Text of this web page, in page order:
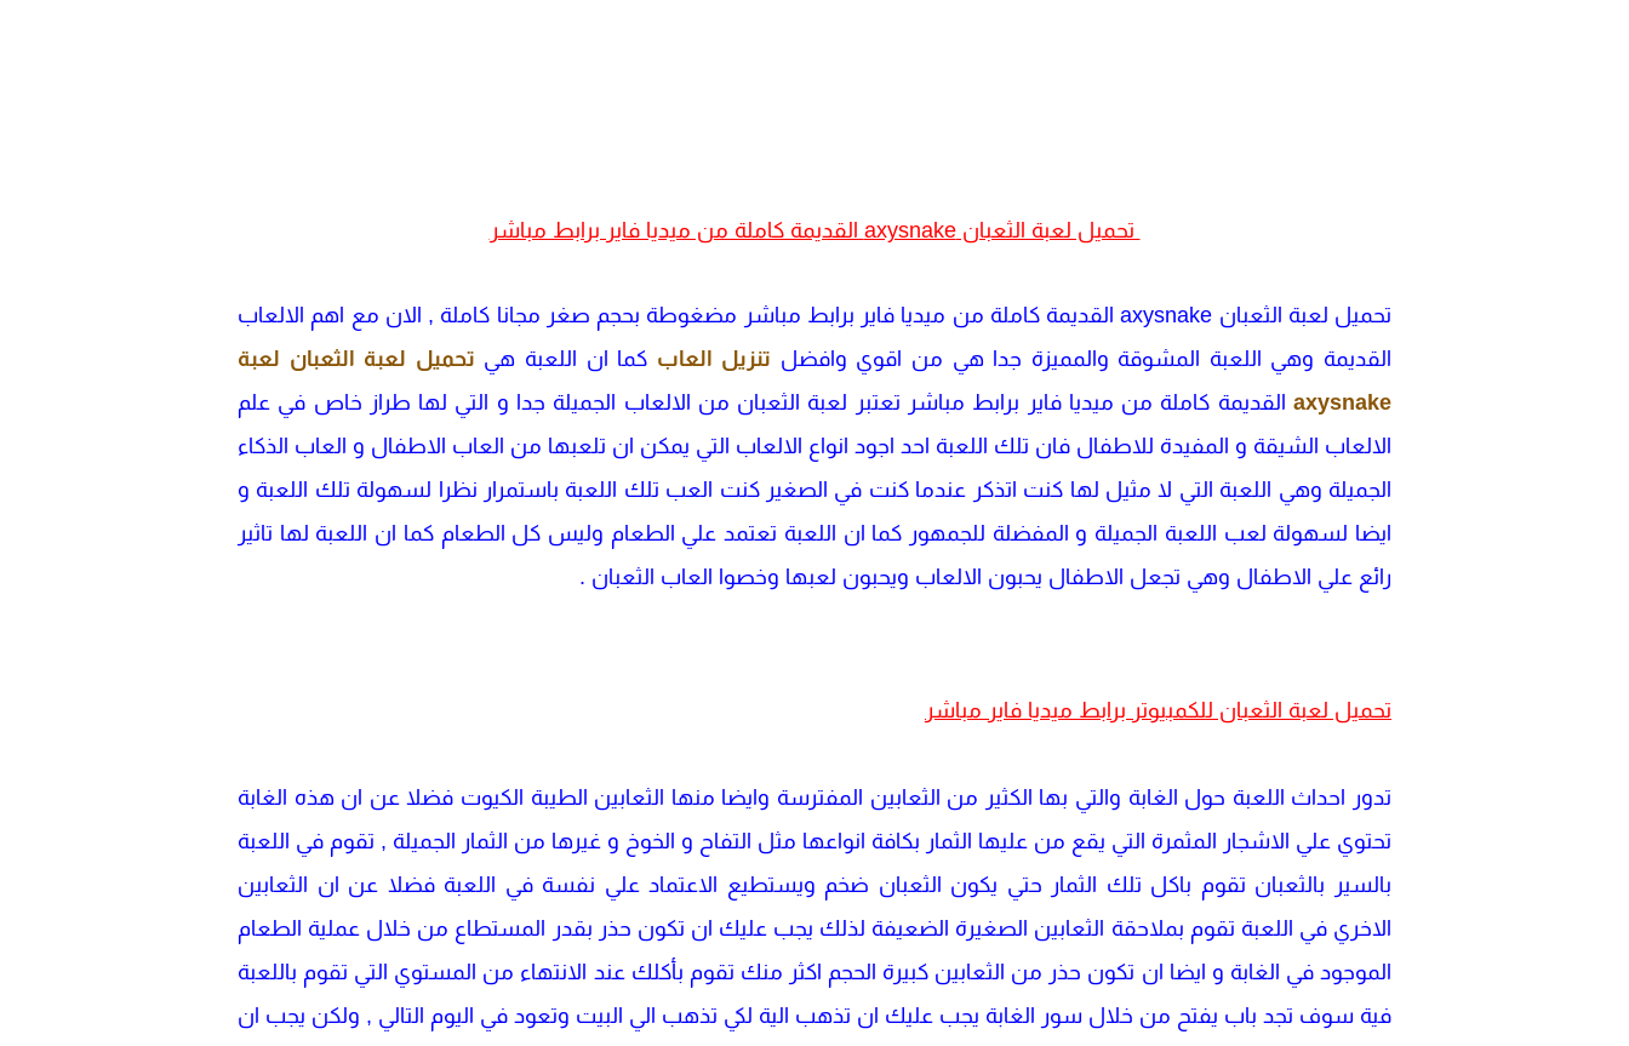
تحميل لعبة الثعبان axysnake القديمة كاملة من ميديا فاير برابط مباشر
تحميل لعبة الثعبان axysnake القديمة كاملة من ميديا فاير برابط مباشر مضغوطة بحجم صغر مجانا كاملة , الان مع اهم الالعاب
القديمة وهي اللعبة المشوقة والمميزة جدا هي من اقوي وافضل تنزيل العاب كما ان اللعبة هي تحميل لعبة الثعبان لعبة
axysnake القديمة كاملة من ميديا فاير برابط مباشر تعتبر لعبة الثعبان من الالعاب الجميلة جدا و التي لها طراز خاص في علم
الالعاب الشيقة و المفيدة للاطفال فان تلك اللعبة احد اجود انواع الالعاب التي يمكن ان تلعبها من العاب الاطفال و العاب الذكاء
الجميلة وهي اللعبة التي لا مثيل لها كنت اتذكر عندما كنت في الصغير كنت العب تلك اللعبة باستمرار نظرا لسهولة تلك اللعبة و
ايضا لسهولة لعب اللعبة الجميلة و المفضلة للجمهور كما ان اللعبة تعتمد علي الطعام وليس كل الطعام كما ان اللعبة لها تاثير
رائع علي الاطفال وهي تجعل الاطفال يحبون الالعاب ويحبون لعبها وخصوا العاب الثعبان .
تحميل لعبة الثعبان للكمبيوتر برابط ميديا فاير مباشر
تدور احداث اللعبة حول الغابة والتي بها الكثير من الثعابين المفترسة وايضا منها الثعابين الطيبة الكيوت فضلا عن ان هذه الغابة
تحتوي علي الاشجار المثمرة التي يقع من عليها الثمار بكافة انواعها مثل التفاح و الخوخ و غيرها من الثمار الجميلة , تقوم في اللعبة
بالسير بالثعبان تقوم باكل تلك الثمار حتي يكون الثعبان ضخم ويستطيع الاعتماد علي نفسة في اللعبة فضلا عن ان الثعابين
الاخري في اللعبة تقوم بملاحقة الثعابين الصغيرة الضعيفة لذلك يجب عليك ان تكون حذر بقدر المستطاع من خلال عملية الطعام
الموجود في الغابة و ايضا ان تكون حذر من الثعابين كبيرة الحجم اكثر منك تقوم بأكلك عند الانتهاء من المستوي التي تقوم باللعبة
فية سوف تجد باب يفتح من خلال سور الغابة يجب عليك ان تذهب الية لكي تذهب الي البيت وتعود في اليوم التالي , ولكن يجب ان